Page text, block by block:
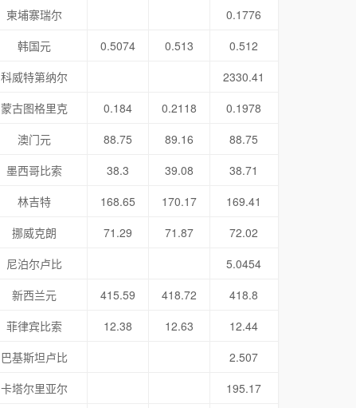
柬埔寨瑞尔
0.1776
韩国元
0.5074 0.513
0.512
科威特第纳尔
2330.41
蒙古图格里克
0.184 0.2118
0.1978
澳门元
88.75 89.16
88.75
墨西哥比索
38.3 39.08
38.71
林吉特
168.65 170.17
169.41
挪威克朗
71.29 71.87
72.02
尼泊尔卢比
5.0454
新西兰元
415.59 418.72
418.8
菲律宾比索
12.38 12.63
12.44
巴基斯坦卢比
2.507
卡塔尔里亚尔
195.17